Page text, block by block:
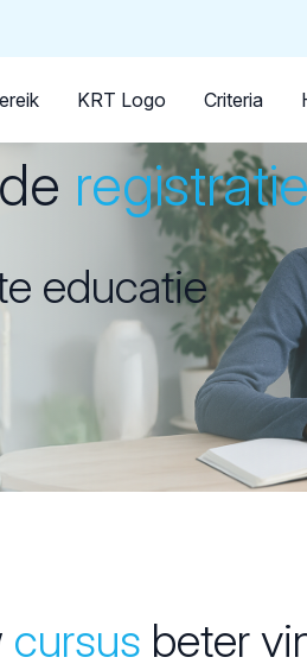
KRT Logo Criteria
registratie
educatie
cursus beter